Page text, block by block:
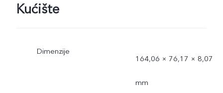
Kućište
Dimenzije
164,06 × 76,17 × 8,07
mm